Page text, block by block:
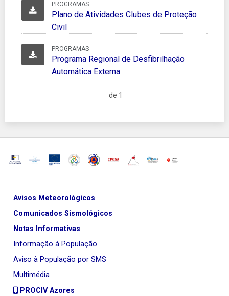
PROGRAMAS
Plano de Atividades Clubes de Proteção
Civil
PROGRAMAS
Programa Regional de Desfibrilhação
Automática Externa
de 1
Avisos Meteorológicos
Comunicados Sismológicos
Notas Informativas
Informação à População
Aviso à População por SMS
Multimédia
PROCIV Azores